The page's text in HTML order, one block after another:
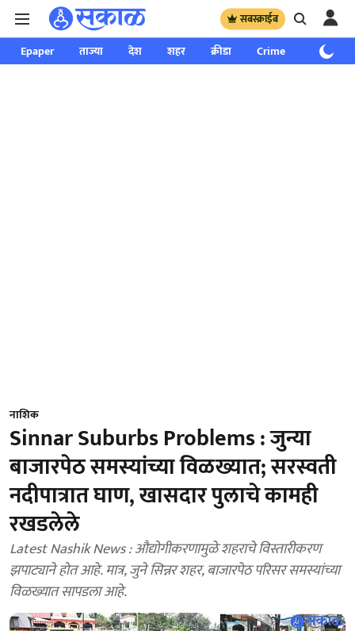
सबस्क्राईब
Epaper ताज्या देश शहर क्रीडा Crime साप्ताहिक
नाशिक
Sinnar Suburbs Problems : जुन्या
बाजारपेठ समस्यांच्या विळख्यात; सरस्वती
नदीपात्रात घाण, खासदार पुलाचे कामही
रखडलेले
Latest Nashik News : औद्योगीकरणामुळे शहराचे विस्तारीकरण
झपाट्याने होत आहे. मात्र, जुने सिन्नर शहर, बाजारपेठ परिसर समस्यांच्या
विळख्यात सापडला आहे.